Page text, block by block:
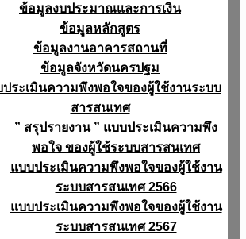
ข้อมูลงบประมาณเเละการเงิน
ข้อมูลหลักสูตร
ข้อมูลงานอาคารสถานที่
ข้อมูลจังหวัดนครปฐม
ประเมินความพึงพอใจของผู้ใช้งานระบบ
สารสนเทศ
” สรุปรายงาน ” แบบประเมินความพึง
พอใจ ของผู้ใช้ระบบสารสนเทศ
แบบประเมินความพึงพอใจของผู้ใช้งาน
ระบบสารสนเทศ 2566
แบบประเมินความพึงพอใจของผู้ใช้งาน
ระบบสารสนเทศ 2567